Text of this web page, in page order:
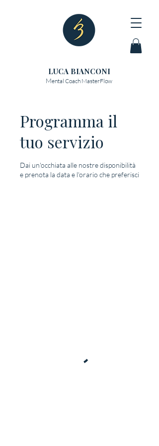
LUCA BIANCONI
Mental Coach MasterFlow
Programma il
tuo servizio
Dai un'occhiata alle nostre disponibilità
e prenota la data e l'orario che preferisci